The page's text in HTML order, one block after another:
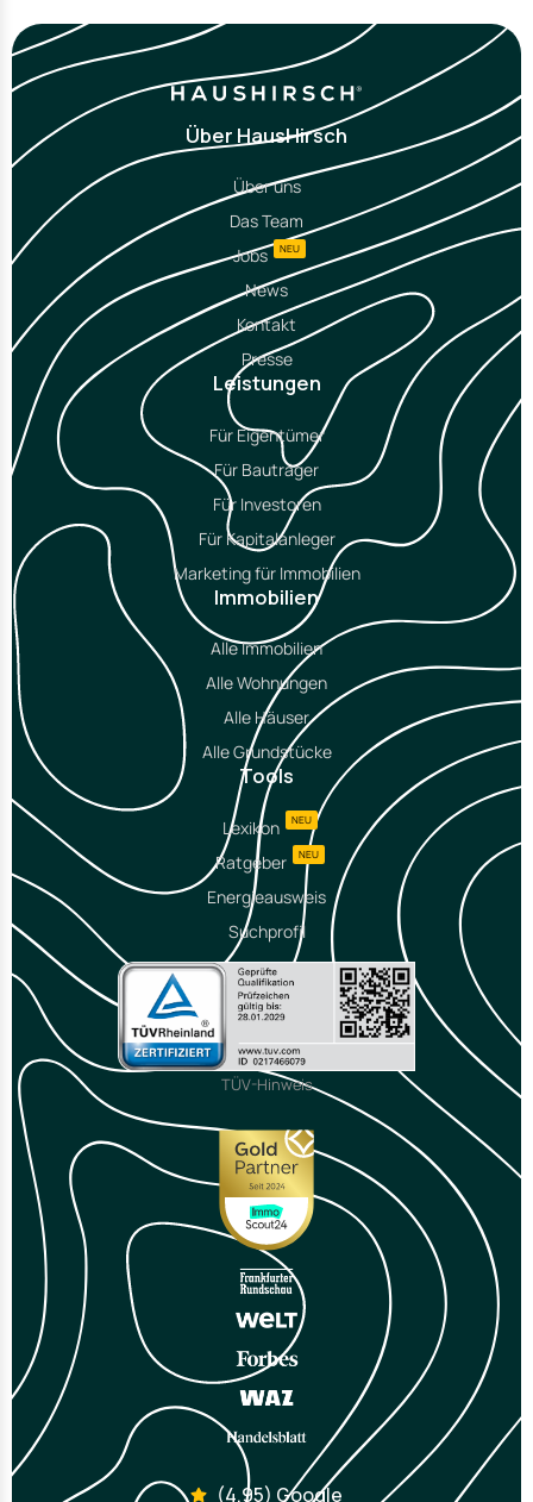
Über HausHirsch
Über uns
Das Team
Jobs
NEU
News
Kontakt
Presse
Leistungen
Für Eigentümer
Für Bauträger
Für Investoren
Für Kapitalanleger
Marketing für Immobilien
Immobilien
Alle Immobilien
Alle Wohnungen
Alle Häuser
Alle Grundstücke
Tools
Lexikon NEU
Ratgeber NEU
Energieausweis
Suchprofil
TÜV-Hinweis
(4,95) Google